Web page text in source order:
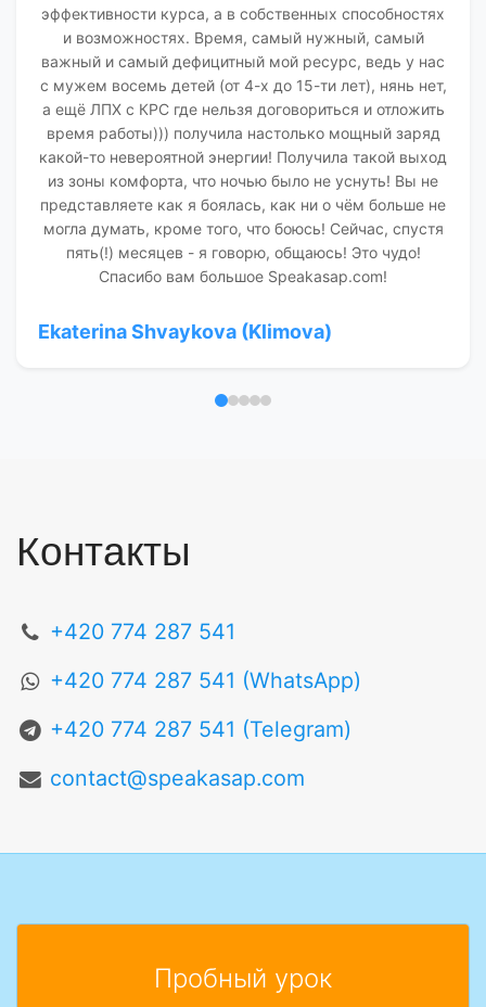
эффективности курса, а в собственных способностях
и возможностях. Время, самый нужный, самый
важный и самый дефицитный мой ресурс, ведь у нас
с мужем восемь детей (от 4-х до 15-ти лет), нянь нет,
а ещё ЛПХ с КРС где нельзя договориться и отложить
время работы))) получила настолько мощный заряд
какой-то невероятной энергии! Получила такой выход
из зоны комфорта, что ночью было не уснуть! Вы не
представляете как я боялась, как ни о чём больше не
могла думать, кроме того, что боюсь! Сейчас, спустя
пять(!) месяцев - я говорю, общаюсь! Это чудо!
Спасибо вам большое Speakasap.com!
Ekaterina Shvaykova (Klimova)
Отзыв 1
Контакты
+420 774 287 541
+420 774 287 541 (WhatsApp)
+420 774 287 541 (Telegram)
contact@speakasap.com
Пробный урок